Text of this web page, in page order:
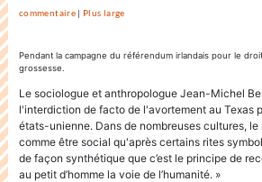
commentaireon
accapare
«
Factuel
»
dans
| Plus large
Pendant la campagne du référendum irlandais pour le
grossesse.
Le sociologue et anthropologue Jean-Michel
l'interdiction de facto de l'avortement au Texas
états-unienne. Dans de nombreuses cultures,
comme être social qu'après certains rites
de façon synthétique que c’est le principe de
au petit d’homme la voie de l’humanité. »